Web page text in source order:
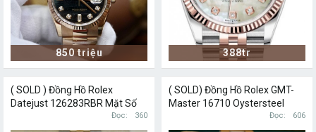
850 triệu 388tr
( SOLD ) Đồng Hồ Rolex
Datejust 126283RBR Mặt Số
Bạc Champagne Nạm Kim
Đọc 360
( SOLD) Đồng Hồ Rolex GMT-
Master 16710 Oystersteel
Đọc 606